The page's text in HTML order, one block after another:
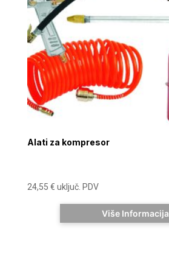
Alati za kompresor
24,55 € uključ. PDV
Više Informacija